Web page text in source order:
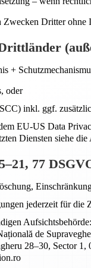
Zwecken Dritter
+
oder
inkl. ggf.
EU-US Data
Diensten siehe die
77
jederzeit für die
Aufsichtsbehörde:
de
28–30, Sector 1,